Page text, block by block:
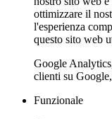
ottimizzare il
l'esperienza
questo sito web
Google
clienti su
Funzionale